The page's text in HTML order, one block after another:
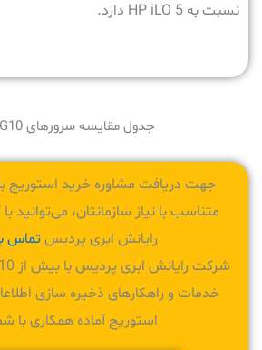
نسبت به HP iLO 5 دارد.
جدول مقایسه سرورهای G10 و G11
جهت دریافت مشاوره خرید استوریج
متناسب با نیاز سازمانتان، می‌توانید
رایانش ابری پردیستماس
خدمات و راهکارهای ذخیره سازی
استوریج آماده همکاری با